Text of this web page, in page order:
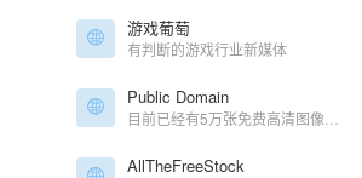
游戏葡萄
有判断的游戏行业新媒体
Public Domain
AllTheFreeStock